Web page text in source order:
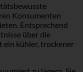
Konsumenten
Entsprechend
über die
ein kühler, trockener